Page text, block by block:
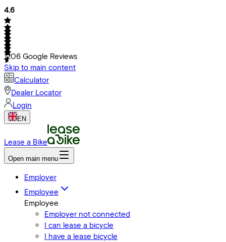
4.6
1206 Google Reviews
Skip to main content
Calculator
Dealer Locator
Login
EN
Lease a Bike
Open main menu
Employer
Employee
Employee
Employer not connected
I can lease a bicycle
I have a lease bicycle